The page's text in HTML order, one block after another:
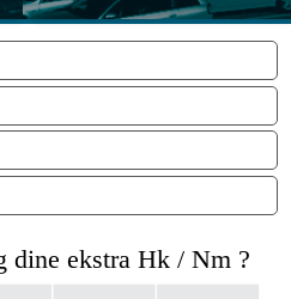
dine ekstra Hk / Nm ?